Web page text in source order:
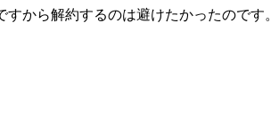
から解約するのは避けたかったのです。